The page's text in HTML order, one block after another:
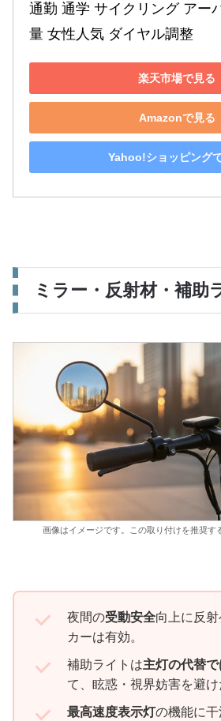
通勤 通学 サイクリング アー
量 女性人気 ダイヤル調整
楽天市場で見る
Amazonで見る
Yahoo!ショッピング
ミラー・反射材・補助
画像はイメージです。この取り付けを推奨す
夜間の受動安全向上に反
カーは有効。
補助ライトは主灯の代替
て、眩惑・視界妨害を避け
最高速度表示灯の機能に干